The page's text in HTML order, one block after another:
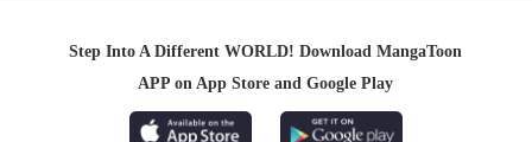
Step Into A Different WORLD! Download MangaToon
APP on App Store and Google Play